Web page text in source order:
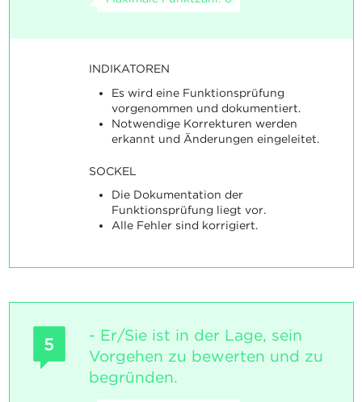
INDIKATOREN
Es wird eine Funktionsprüfung
vorgenommen und dokumentiert.
Notwendige Korrekturen werden
erkannt und Änderungen eingeleitet.
SOCKEL
Die Dokumentation der
Funktionsprüfung liegt vor.
Alle Fehler sind korrigiert.
5
- Er/Sie ist in der Lage, sein
Vorgehen zu bewerten und zu
begründen.